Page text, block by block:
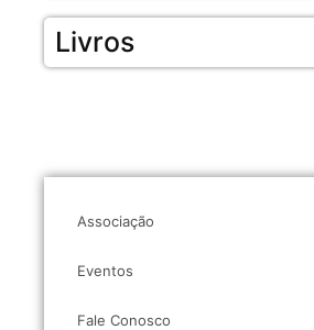
Livros
Associação
Eventos
Fale Conosco